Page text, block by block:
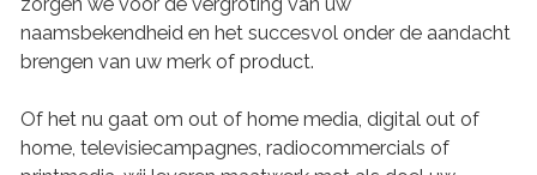
naamsbekendheid en het succesvol onder de aandacht
brengen van uw merk of product.
Of het nu gaat om out of home media, digital out of
home, televisiecampagnes, radiocommercials of